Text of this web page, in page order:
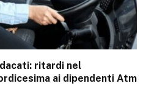
ritardi nel
ai dipendenti Atm